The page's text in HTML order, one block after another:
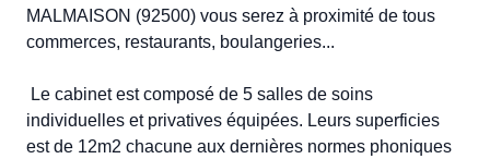
MALMAISON (92500) vous serez à proximité de tous
commerces, restaurants, boulangeries...
individuelles et privatives équipées. Leurs superficies
est de 12m2 chacune aux dernières normes phoniques